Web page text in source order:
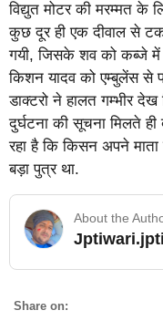
विद्युत मोटर की मरम्मत के
कुछ दूर ही एक दीवाल से
गयी, जिसके शव को कब्जे में
किशन यादव को एम्बुलेंस से
डाक्टरो ने हालत गम्भीर
दुर्घटना की सूचना मिलते ही
रहा है कि किसन अपने माता
बड़ा पुत्र था.
About the
Share on: